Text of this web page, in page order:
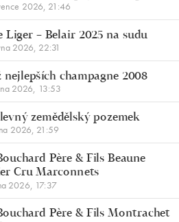
2026, 21:46
Liger – Belair 2025 na sudu
2026, 22:31
nejlepších champagne 2008
2026, 13:53
zemědělský pozemek
2026, 21:59
Père & Fils Beaune
Cru Marconnets
2026, 17:37
Père & Fils Montrachet